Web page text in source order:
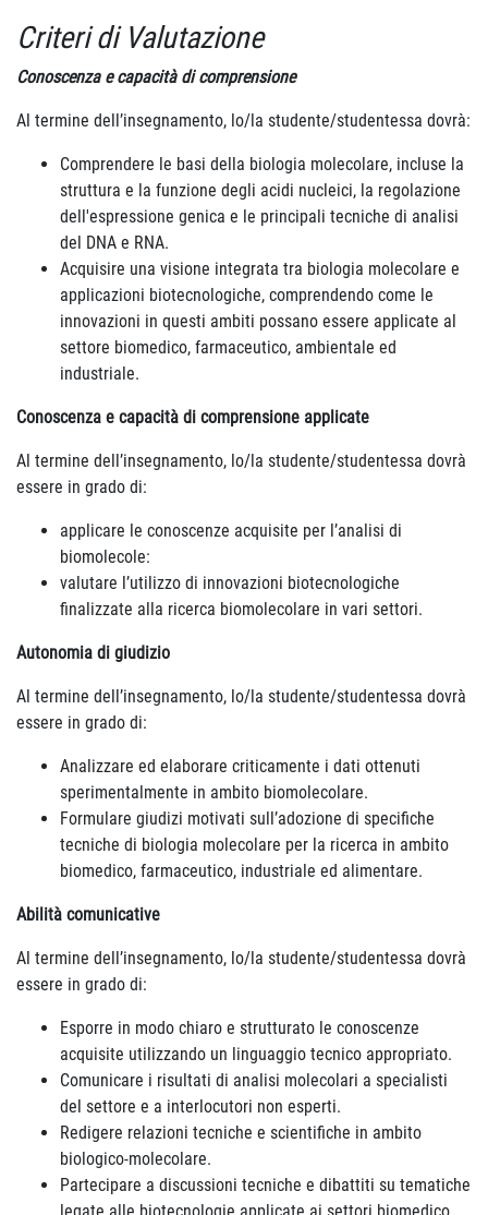
Criteri di Valutazione
Conoscenza e capacità di comprensione
Al termine dell’insegnamento, lo/la studente/studentessa dovrà:
Comprendere le basi della biologia molecolare, incluse la
struttura e la funzione degli acidi nucleici, la regolazione
dell'espressione genica e le principali tecniche di analisi
del DNA e RNA.
Acquisire una visione integrata tra biologia molecolare e
applicazioni biotecnologiche, comprendendo come le
innovazioni in questi ambiti possano essere applicate al
settore biomedico, farmaceutico, ambientale ed
industriale.
Conoscenza e capacità di comprensione applicate
Al termine dell’insegnamento, lo/la studente/studentessa dovrà
essere in grado di:
applicare le conoscenze acquisite per l’analisi di
biomolecole:
valutare l’utilizzo di innovazioni biotecnologiche
finalizzate alla ricerca biomolecolare in vari settori.
Autonomia di giudizio
Al termine dell’insegnamento, lo/la studente/studentessa dovrà
essere in grado di:
Analizzare ed elaborare criticamente i dati ottenuti
sperimentalmente in ambito biomolecolare.
Formulare giudizi motivati sull’adozione di specifiche
tecniche di biologia molecolare per la ricerca in ambito
biomedico, farmaceutico, industriale ed alimentare.
Abilità comunicative
Al termine dell’insegnamento, lo/la studente/studentessa dovrà
essere in grado di:
Esporre in modo chiaro e strutturato le conoscenze
acquisite utilizzando un linguaggio tecnico appropriato.
Comunicare i risultati di analisi molecolari a specialisti
del settore e a interlocutori non esperti.
Redigere relazioni tecniche e scientifiche in ambito
biologico-molecolare.
Partecipare a discussioni tecniche e dibattiti su tematiche